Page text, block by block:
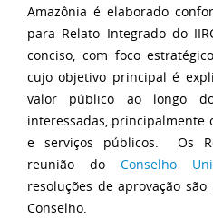
Amazônia é elaborado
para Relato Integrado do
conciso, com foco
cujo objetivo principal é
valor público ao longo
interessadas, principalmente
e serviços públicos. Os
reunião do Conselho
resoluções de aprovação
Conselho.